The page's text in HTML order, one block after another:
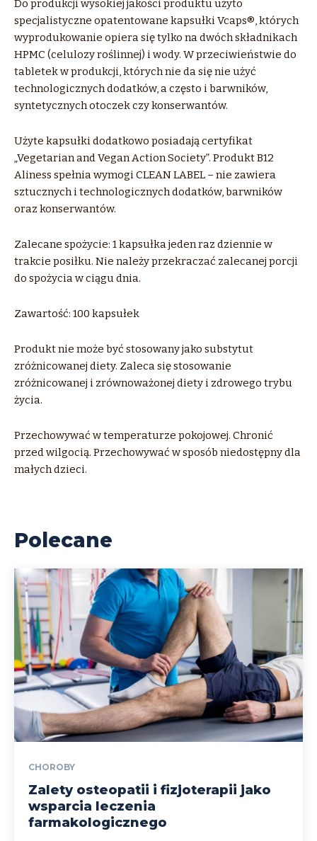
Do produkcji wysokiej jakości produktu użyto
specjalistyczne opatentowane kapsułki Vcaps®, których
wyprodukowanie opiera się tylko na dwóch składnikach
HPMC (celulozy roślinnej) i wody. W przeciwieństwie do
tabletek w produkcji, których nie da się nie użyć
technologicznych dodatków, a często i barwników,
syntetycznych otoczek czy konserwantów.
Użyte kapsułki dodatkowo posiadają certyfikat
„Vegetarian and Vegan Action Society”. Produkt B12
Aliness spełnia wymogi CLEAN LABEL – nie zawiera
sztucznych i technologicznych dodatków, barwników
oraz konserwantów.
Zalecane spożycie: 1 kapsułka jeden raz dziennie w
trakcie posiłku. Nie należy przekraczać zalecanej porcji
do spożycia w ciągu dnia.
Zawartość: 100 kapsułek
Produkt nie może być stosowany jako substytut
zróżnicowanej diety. Zaleca się stosowanie
zróżnicowanej i zrównoważonej diety i zdrowego trybu
życia.
Przechowywać w temperaturze pokojowej. Chronić
przed wilgocią. Przechowywać w sposób niedostępny dla
małych dzieci.
Polecane
CHOROBY
Zalety osteopatii i fizjoterapii jako
wsparcia leczenia
farmakologicznego